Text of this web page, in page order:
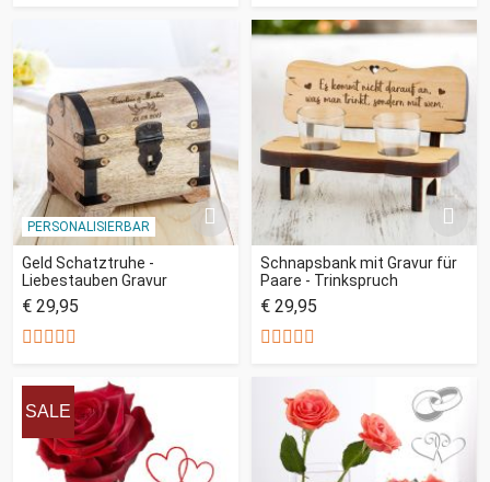
PERSONALISIERBAR
Geld Schatztruhe -
Liebestauben Gravur
€ 29,95
Schnapsbank mit Gravur für
Paare - Trinkspruch
€ 29,95
SALE